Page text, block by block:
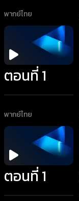
พากย์ไทย
ตอนที่ 1
พากย์ไทย
ตอนที่ 1